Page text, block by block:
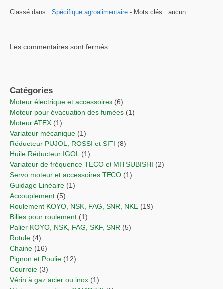
Classé dans : Spécifique agroalimentaire - Mots clés : aucun
Les commentaires sont fermés.
Catégories
Moteur électrique et accessoires (6)
Moteur pour évacuation des fumées (1)
Moteur ATEX (1)
Variateur mécanique (1)
Réducteur PUJOL, ROSSI et SITI (8)
Huile Réducteur IGOL (1)
Variateur de fréquence TECO et MITSUBISHI (2)
Servo moteur et accessoires TECO (1)
Guidage Linéaire (1)
Accouplement (5)
Roulement KOYO, NSK, FAG, SNR, NKE (19)
Billes pour roulement (1)
Palier KOYO, NSK, FAG, SKF, SNR (5)
Rotule (4)
Chaine (16)
Pignon et Poulie (12)
Courroie (3)
Vérin à gaz acier ou inox (1)